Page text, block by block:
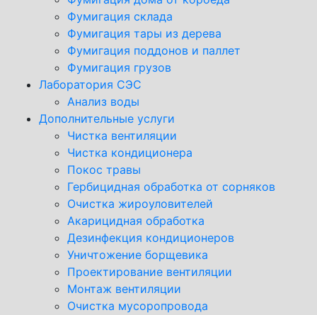
Фумигация склада
Фумигация тары из дерева
Фумигация поддонов и паллет
Фумигация грузов
Лаборатория СЭС
Анализ воды
Дополнительные услуги
Чистка вентиляции
Чистка кондиционера
Покос травы
Гербицидная обработка от сорняков
Очистка жироуловителей
Акарицидная обработка
Дезинфекция кондиционеров
Уничтожение борщевика
Проектирование вентиляции
Монтаж вентиляции
Очистка мусоропровода